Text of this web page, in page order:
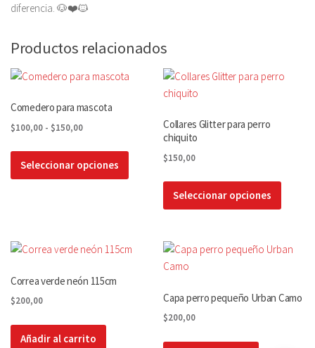
diferencia. 🐶❤️🐱
Productos relacionados
Comedero para mascota
$100,00 - $150,00Rango
precios:
desde
Seleccionar opciones
producto
tiene
opciones
Collares Glitter para perro
chiquito
$150,00
Seleccionar opciones
tiene
se
Correa verde neón 115cm
$200,00
Añadir al carrito
Capa perro pequeño Urban Camo
$200,00